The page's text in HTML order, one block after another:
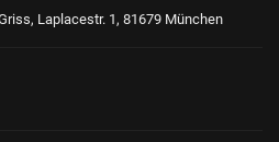
Laplacestr. 1, 81679 München